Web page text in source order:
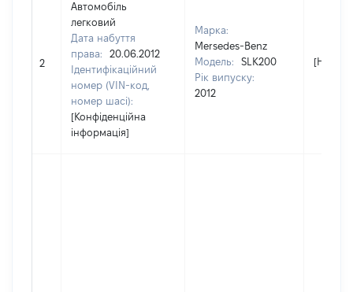
2
Автомобіль
легковий
Дата набуття
права:
20.06.2012
Ідентифікаційний
номер (VIN-код,
номер шасі):
[Конфіденційна
інформація]
Марка:
Mersedes-Benz
Модель:
SLK200
Рік випуску:
2012
[Не